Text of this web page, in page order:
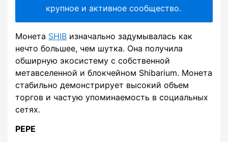
крупное и активное сообщество.
Монета SHIB изначально задумывалась как
нечто большее, чем шутка. Она получила
обширную экосистему с собственной
метавселенной и блокчейном Shibarium. Монета
стабильно демонстрирует высокий объем
торгов и частую упоминаемость в социальных
сетях.
PEPE